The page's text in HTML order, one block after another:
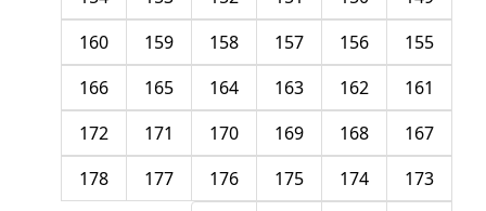
155
156
157
158
159
160
161
162
163
164
165
166
167
168
169
170
171
172
173
174
175
176
177
178